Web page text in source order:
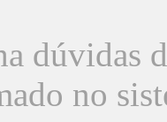
dúvidas
no